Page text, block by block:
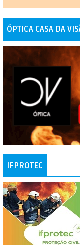
ÓPTICA CASA DA
IFPROTEC